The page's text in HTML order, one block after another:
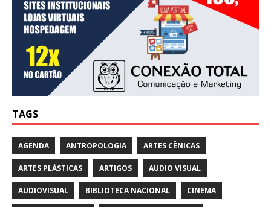
TAGS
AGENDA ANTROPOLOGIA ARTES CÊNICAS
ARTES PLÁSTICAS ARTIGOS AUDIO VISUAL
AUDIOVISUAL BIBLIOTECA NACIONAL CINEMA